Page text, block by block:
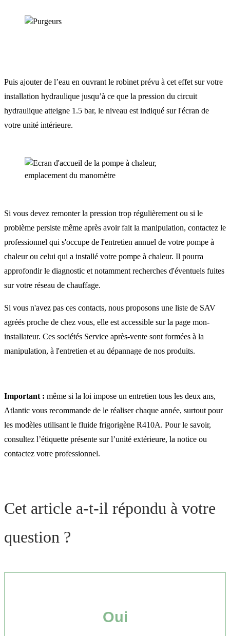
Puis ajouter de l’eau en ouvrant le robinet prévu à cet effet sur votre
installation hydraulique jusqu’à ce que la pression du circuit
hydraulique atteigne 1.5 bar, le niveau est indiqué sur l'écran de
votre unité intérieure.
Si vous devez remonter la pression trop régulièrement ou si le
problème persiste même après avoir fait la manipulation, contactez le
professionnel qui s'occupe de l'entretien annuel de votre pompe à
chaleur ou celui qui a installé votre pompe à chaleur. Il pourra
approfondir le diagnostic et notamment recherches d'éventuels fuites
sur votre réseau de chauffage.
Si vous n'avez pas ces contacts, nous proposons une liste de SAV
agréés proche de chez vous, elle est accessible sur la page mon-
installateur. Ces sociétés Service après-vente sont formées à la
manipulation, à l'entretien et au dépannage de nos produits.
Important : même si la loi impose un entretien tous les deux ans,
Atlantic vous recommande de le réaliser chaque année, surtout pour
les modèles utilisant le fluide frigorigène R410A. Pour le savoir,
consultez l’étiquette présente sur l’unité extérieure, la notice ou
contactez votre professionnel.
Cet article a-t-il répondu à votre
question ?
Oui